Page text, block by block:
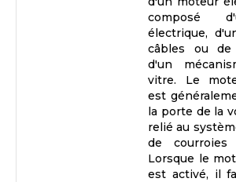
composé
électrique,
câbles ou de
d'un
vitre. Le
est
la porte de la
relié au
de
Lorsque le
est activé, il